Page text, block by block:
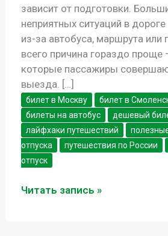
зависит от подготовки.
неприятных ситуаций в
из-за автобуса, маршрута
всего причина гораздо
которые пассажиры
выезда. […]
билет в Москву билет в
билеты на автобус
дешевый
лайфхаки путешествий
отпуска
путешествия по России
отпуск
7
Читать запись »